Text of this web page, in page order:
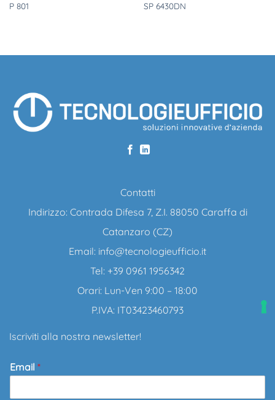
P 801 SP 6430DN
Contatti
Indirizzo: Contrada Difesa 7, Z.I. 88050 Caraffa di
Catanzaro (CZ)
Email: info@tecnologieufficio.it
Tel: +39 0961 1956342
Orari: Lun-Ven 9:00 – 18:00
P.IVA: IT03423460793
Iscriviti alla nostra newsletter!
Email *